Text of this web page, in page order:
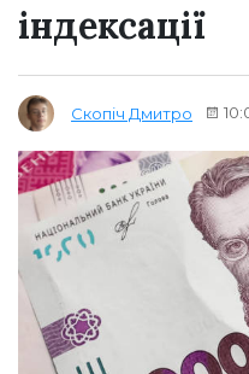
індексації
Скопіч Дмитро